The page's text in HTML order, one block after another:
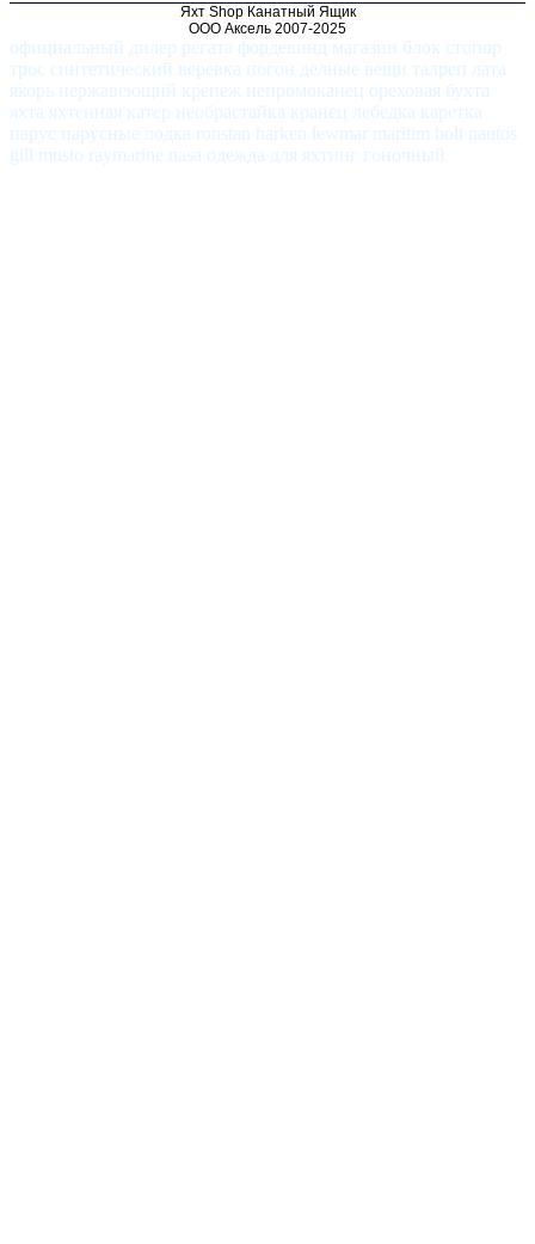
Яхт Shop Канатный Ящик
ООО Аксель 2007-2025
официальный дилер регата фордевинд магазин блок стопор
трос синтетический веревка погон делные вещи талреп лата
якорь нержавеющий крепеж непромоканец ореховая бухта
яхта яхтенная катер необрастайка кранец лебедка каретка
парус парусные лодка ronstan harken lewmar maritim holt nautos
gill musto raymarine nasa одежда для яхтинг гоночный